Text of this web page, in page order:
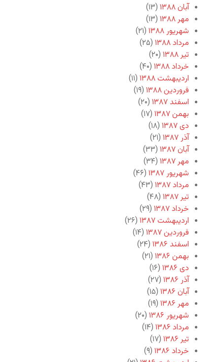
آبان ۱۳۸۸
(۱۳)
مهر ۱۳۸۸
(۱۳)
شهریور ۱۳۸۸
(۲۱)
مرداد ۱۳۸۸
(۲۵)
تیر ۱۳۸۸
(۲۰)
خرداد ۱۳۸۸
(۴۰)
اردیبهشت ۱۳۸۸
(۱۱)
فروردین ۱۳۸۸
(۱۹)
اسفند ۱۳۸۷
(۲۰)
بهمن ۱۳۸۷
(۱۷)
دی ۱۳۸۷
(۱۸)
آذر ۱۳۸۷
(۲۱)
آبان ۱۳۸۷
(۳۳)
مهر ۱۳۸۷
(۳۴)
شهریور ۱۳۸۷
(۴۶)
مرداد ۱۳۸۷
(۴۳)
تیر ۱۳۸۷
(۴۸)
خرداد ۱۳۸۷
(۲۹)
اردیبهشت ۱۳۸۷
(۲۶)
فروردین ۱۳۸۷
(۱۴)
اسفند ۱۳۸۶
(۲۴)
بهمن ۱۳۸۶
(۲۱)
دی ۱۳۸۶
(۱۶)
آذر ۱۳۸۶
(۲۷)
آبان ۱۳۸۶
(۱۵)
مهر ۱۳۸۶
(۱۹)
شهریور ۱۳۸۶
(۲۰)
مرداد ۱۳۸۶
(۱۴)
تیر ۱۳۸۶
(۱۷)
خرداد ۱۳۸۶
(۹)